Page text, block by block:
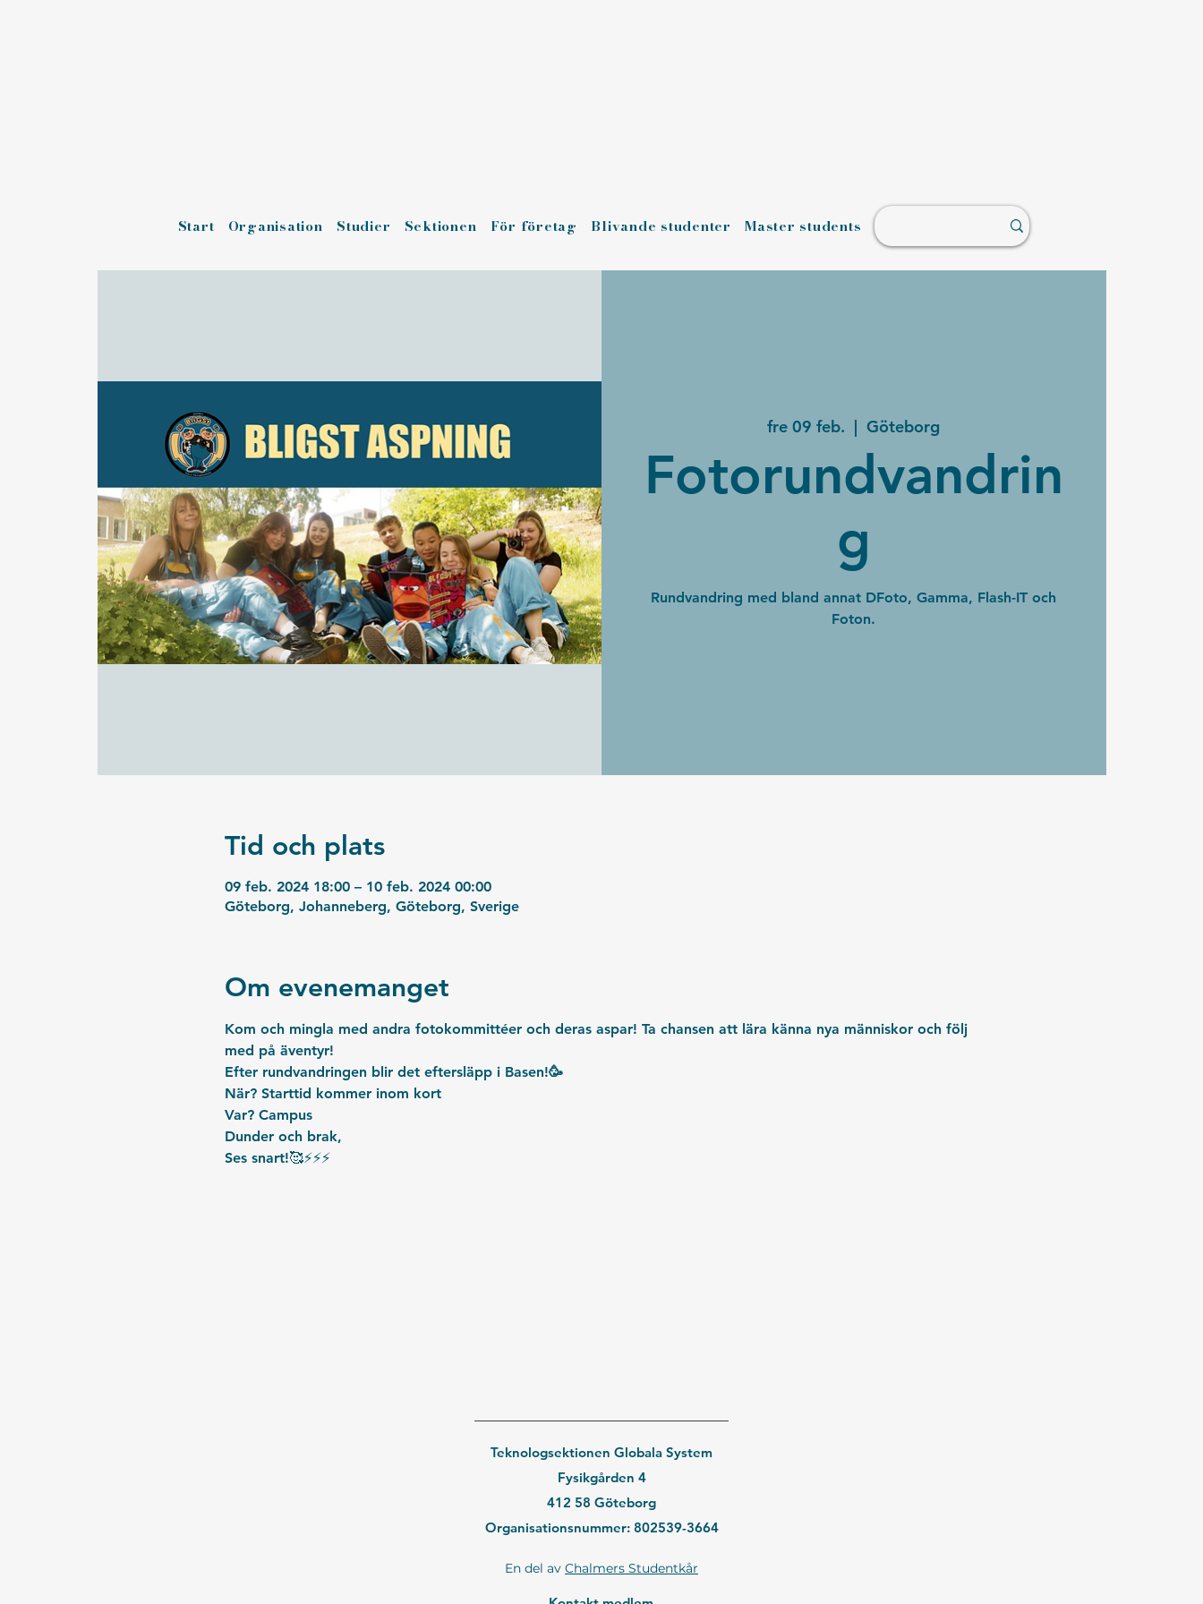
Start Organisation Studier Sektionen För företag Blivande studenter Master students
fre 09 feb.
  |
Göteborg
Fotorundvandrin
g
Rundvandring med bland annat DFoto, Gamma, Flash-IT och
Foton.
Tid och plats
09 feb. 2024 18:00 – 10 feb. 2024 00:00
Göteborg, Johanneberg, Göteborg, Sverige
Om evenemanget
Kom och mingla med andra fotokommittéer och deras aspar! Ta chansen att lära känna nya människor och följ
med på äventyr!
Efter rundvandringen blir det eftersläpp i Basen!🥳
När? Starttid kommer inom kort
Var? Campus
Dunder och brak,
Ses snart!🥰⚡️⚡️⚡️
Teknologsektionen Globala System
Fysikgården 4
412 58 Göteborg
Organisationsnummer: 802539-3664
En del av Chalmers Studentkår